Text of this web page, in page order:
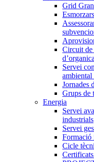
Grid
Circuit de
d’organica
Servei
ambiental
Jornades
Grups de
Energia
Servei
industrials
Servei
Cicle